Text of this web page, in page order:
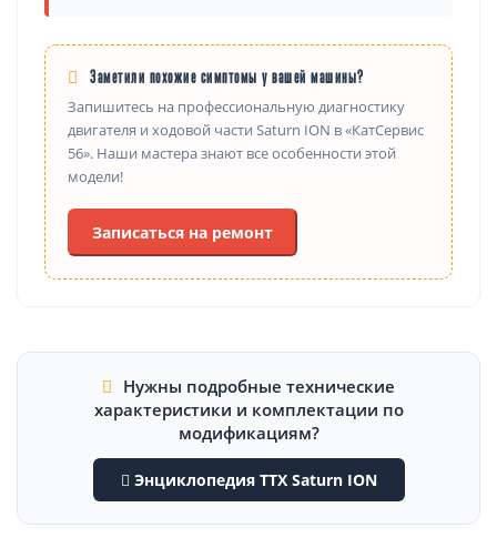
Заметили похожие симптомы у вашей машины?
Запишитесь на профессиональную диагностику
двигателя и ходовой части Saturn ION в «КатСервис
56». Наши мастера знают все особенности этой
модели!
Записаться на ремонт
Нужны подробные технические
характеристики и комплектации по
модификациям?
Энциклопедия ТТХ Saturn ION